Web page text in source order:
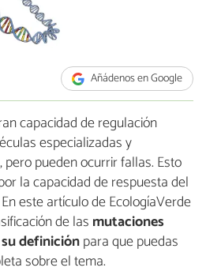
Añádenos en Google
capacidad de regulación
especializadas y
pueden ocurrir fallas. Esto
la capacidad de respuesta del
este artículo de EcologíaVerde
de las mutaciones
definiciónpara que puedas
sobre el tema.